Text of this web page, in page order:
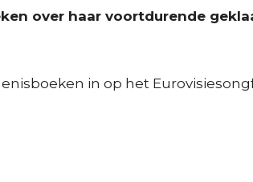
over haar voortdurende
in op het